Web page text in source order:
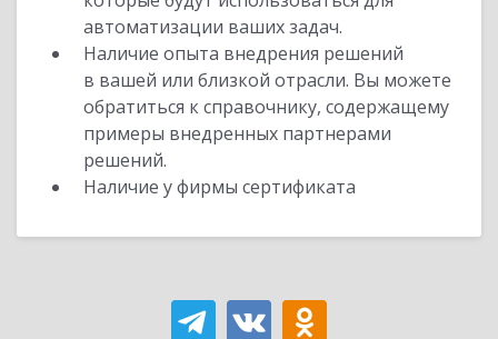
автоматизации ваших задач.
Наличие опыта внедрения решений
в вашей или близкой отрасли. Вы можете
обратиться к справочнику, содержащему
примеры внедренных партнерами
решений.
Наличие у фирмы сертификата